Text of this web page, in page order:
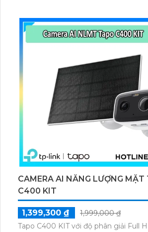
thú cưng, phương tiện, lưu trữ thẻ
GB.
CAMERA AI NĂNG LƯỢNG MẶT
C400 KIT
1,399,300 ₫
1,999,000 ₫
Tapo C400 KIT với độ phân giải Full